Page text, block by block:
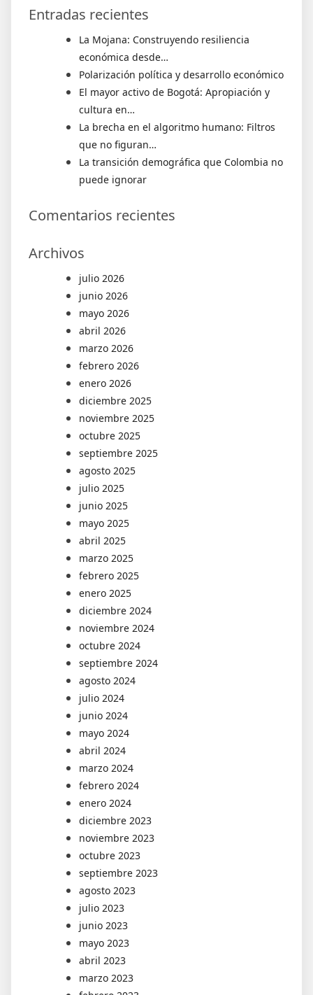
Entradas recientes
La Mojana: Construyendo resiliencia
económica desde…
Polarización política y desarrollo económico
El mayor activo de Bogotá: Apropiación y
cultura en…
La brecha en el algoritmo humano: Filtros
que no figuran…
La transición demográfica que Colombia no
puede ignorar
Comentarios recientes
Archivos
julio 2026
junio 2026
mayo 2026
abril 2026
marzo 2026
febrero 2026
enero 2026
diciembre 2025
noviembre 2025
octubre 2025
septiembre 2025
agosto 2025
julio 2025
junio 2025
mayo 2025
abril 2025
marzo 2025
febrero 2025
enero 2025
diciembre 2024
noviembre 2024
octubre 2024
septiembre 2024
agosto 2024
julio 2024
junio 2024
mayo 2024
abril 2024
marzo 2024
febrero 2024
enero 2024
diciembre 2023
noviembre 2023
octubre 2023
septiembre 2023
agosto 2023
julio 2023
junio 2023
mayo 2023
abril 2023
marzo 2023